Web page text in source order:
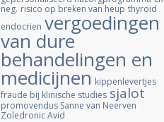
neg. risico op breken van heup thyroid
endocrien vergoedingen
van dure
behandelingen en
medicijnen kippenlevertjes
fraude bij klinische studies sjalot
promovendus Sanne van Neerven
Zoledronic Avid